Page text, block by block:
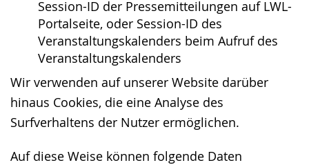
Session-ID der Pressemitteilungen auf LWL-
Portalseite, oder Session-ID des
Veranstaltungskalenders beim Aufruf des
Veranstaltungskalenders
Wir verwenden auf unserer Website darüber
hinaus Cookies, die eine Analyse des
Surfverhaltens der Nutzer ermöglichen.
Auf diese Weise können folgende Daten